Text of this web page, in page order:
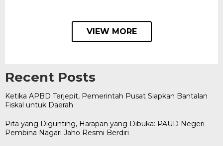
VIEW MORE
Recent Posts
Ketika APBD Terjepit, Pemerintah Pusat Siapkan Bantalan
Fiskal untuk Daerah
Pita yang Digunting, Harapan yang Dibuka: PAUD Negeri
Pembina Nagari Jaho Resmi Berdiri